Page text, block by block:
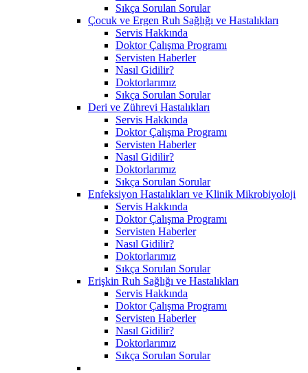
Sıkça Sorulan Sorular
Çocuk ve Ergen Ruh Sağlığı ve Hastalıkları
Servis Hakkında
Doktor Çalışma Programı
Servisten Haberler
Nasıl Gidilir?
Doktorlarımız
Sıkça Sorulan Sorular
Deri ve Zührevi Hastalıkları
Servis Hakkında
Doktor Çalışma Programı
Servisten Haberler
Nasıl Gidilir?
Doktorlarımız
Sıkça Sorulan Sorular
Enfeksiyon Hastalıkları ve Klinik Mikrobiyoloji
Servis Hakkında
Doktor Çalışma Programı
Servisten Haberler
Nasıl Gidilir?
Doktorlarımız
Sıkça Sorulan Sorular
Erişkin Ruh Sağlığı ve Hastalıkları
Servis Hakkında
Doktor Çalışma Programı
Servisten Haberler
Nasıl Gidilir?
Doktorlarımız
Sıkça Sorulan Sorular